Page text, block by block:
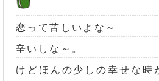
恋って苦しいよな～
辛いしな～。
けどほんの少しの幸せな時